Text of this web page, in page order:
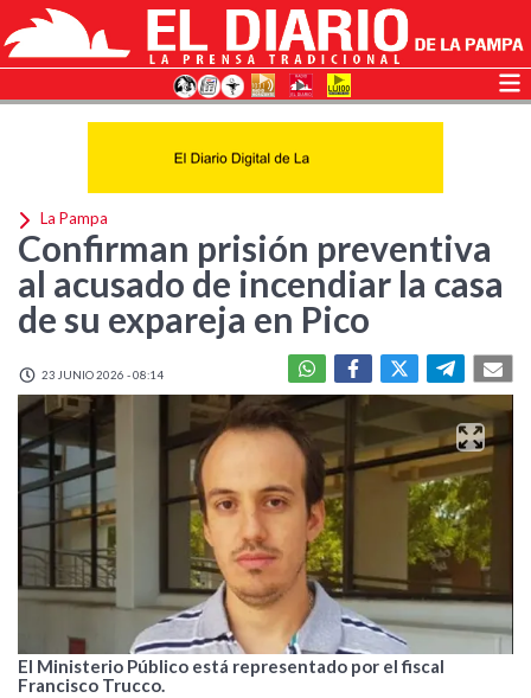
La Pampa
Confirman prisión preventiva
al acusado de incendiar la casa
de su expareja en Pico
23 JUNIO 2026 - 08:14
El Ministerio Público está representado por el fiscal
Francisco Trucco.